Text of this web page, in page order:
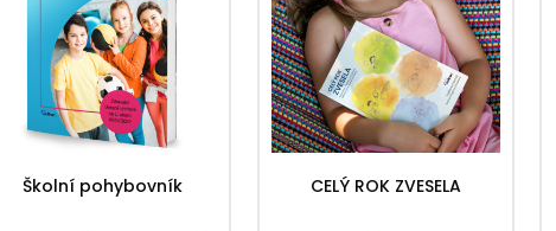
Školní pohybovník CELÝ ROK ZVESELA